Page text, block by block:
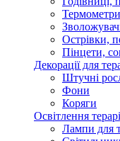
Острівки,
Пінцети,
Декорації для
Штучні
Фони
Коряги
Освітлення
Лампи для